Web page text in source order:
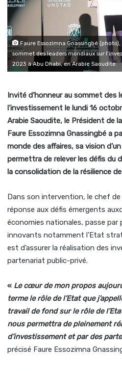
Faure Essozimna Gnassingbé
sommet des leaders mondiaux sur
2023 à Abu Dhabi, en Arabie Saoudite
Invité d’honneur au sommet des
l’investissement le lundi 16
Arabie Saoudite, le Président de
Faure Essozimna Gnassingbé a
monde des affaires, sa vision
permettra de relever les défis du
la consolidation de la résilience
Dans son intervention, le chef de
réponse aux défis émergents
économies nationales, passe par
innovants notamment l’Etat
est d’assurer la réalisation des
partenariat public-privé.
« Le cœur de mon propos
terme le rôle de l’Etat que
travail de fond sur le rôle de
nous permettra de pleinement
d’investissement et par des
précisé Faure Essozimna